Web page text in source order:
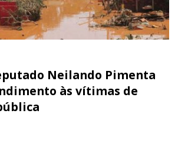
Neilando Pimenta
às vítimas de